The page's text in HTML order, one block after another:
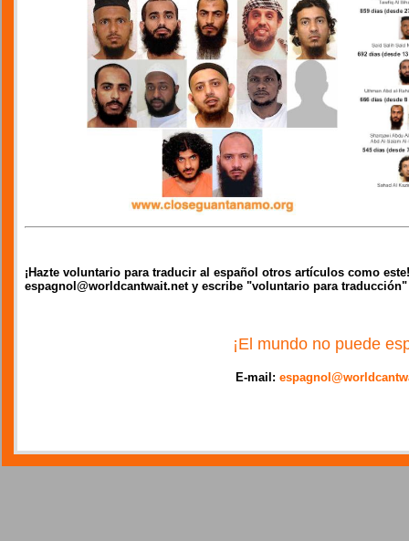
¡Hazte voluntario para traducir al español otros artículos como
espagnol@worldcantwait.net y escribe "voluntario para
¡El mundo no puede
E-mail: